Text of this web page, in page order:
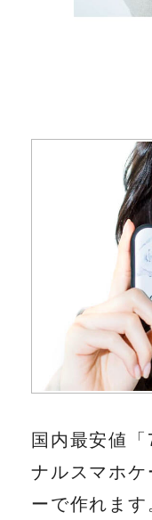
国内最安値
ナルスマホ
ーで作れます